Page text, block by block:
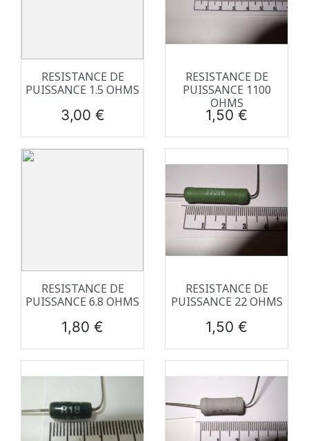
RESISTANCE DE
PUISSANCE 1.5 OHMS
Prix
3,00 €
RESISTANCE DE
PUISSANCE 1100
OHMS
Prix
1,50 €
RESISTANCE DE
PUISSANCE 6.8 OHMS
Prix
1,80 €
RESISTANCE DE
PUISSANCE 22 OHMS
Prix
1,50 €